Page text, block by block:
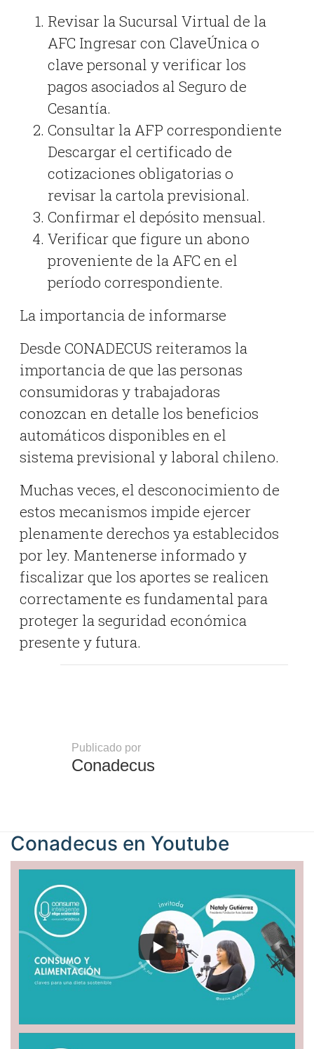
Revisar la Sucursal Virtual de la
AFC Ingresar con ClaveÚnica o
clave personal y verificar los
pagos asociados al Seguro de
Cesantía.
Consultar la AFP correspondiente
Descargar el certificado de
cotizaciones obligatorias o
revisar la cartola previsional.
Confirmar el depósito mensual.
Verificar que figure un abono
proveniente de la AFC en el
período correspondiente.
La importancia de informarse
Desde CONADECUS reiteramos la
importancia de que las personas
consumidoras y trabajadoras
conozcan en detalle los beneficios
automáticos disponibles en el
sistema previsional y laboral chileno.
Muchas veces, el desconocimiento de
estos mecanismos impide ejercer
plenamente derechos ya establecidos
por ley. Mantenerse informado y
fiscalizar que los aportes se realicen
correctamente es fundamental para
proteger la seguridad económica
presente y futura.
Publicado por
Conadecus
Conadecus en Youtube